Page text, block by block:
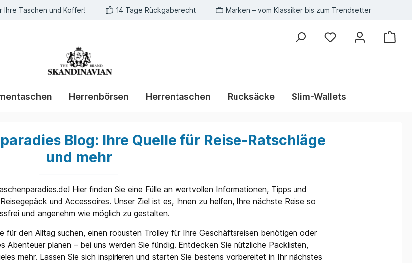
Ihre Taschen und Koffer! 14 Tage Rückgaberecht Marken – vom Klassiker bis zum Trendsetter
Herrenbörsen Herrentaschen Rucksäcke Slim-Wallets
Blog: Ihre Quelle für Reise-Ratschläge
und mehr
Hier finden Sie eine Fülle an wertvollen Informationen, Tipps und
und Accessoires. Unser Ziel ist es, Ihnen zu helfen, Ihre nächste Reise so
und angenehm wie möglich zu gestalten.
für den Alltag suchen, einen robusten Trolley für Ihre Geschäftsreisen benötigen oder
Abenteuer planen – bei uns werden Sie fündig. Entdecken Sie nützliche Packlisten,
mehr. Lassen Sie sich inspirieren und starten Sie bestens vorbereitet in Ihr nächstes